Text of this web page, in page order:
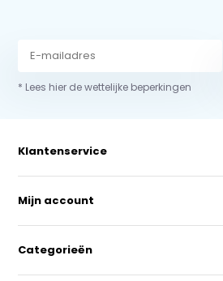
* Lees hier de wettelijke beperkingen
Klantenservice
Mijn account
Categorieën